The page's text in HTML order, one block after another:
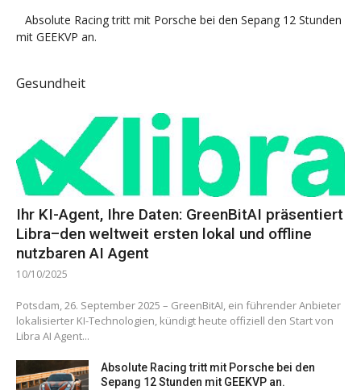
Absolute Racing tritt mit Porsche bei den Sepang 12 Stunden
mit GEEKVP an.
Gesundheit
Ihr KI-Agent, Ihre Daten: GreenBitAI präsentiert
Libra–den weltweit ersten lokal und offline
nutzbaren AI Agent
10/10/2025
Potsdam, 26. September 2025 – GreenBitAI, ein führender Anbieter
lokalisierter KI-Technologien, kündigt heute offiziell den Start von
Libra AI Agent...
Absolute Racing tritt mit Porsche bei den
Sepang 12 Stunden mit GEEKVP an.